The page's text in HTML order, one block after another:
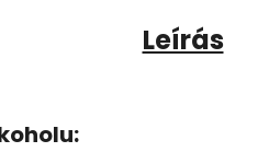
Leírás